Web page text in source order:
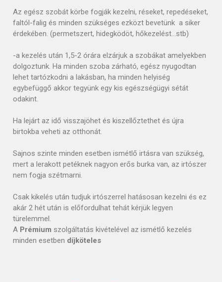
Az egész szobát körbe fogják kezelni, réseket, repedéseket,
faltól-falig és minden szükséges ezközt bevetünk a siker
érdekében. (permetszert, hidegködöt, hőkezelést…stb)
-a kezelés után 1,5-2 órára elzárjuk a szobákat amelyekben
dolgoztunk. Ha minden szoba zárható, egész nyugodtan
lehet tartózkodni a lakásban, ha minden helyiség
egybefüggő akkor tegyünk egy kis egészségügyi sétát
odakint.
Ha lejárt az idő visszajöhet és kiszellőztethet és újra
birtokba veheti az otthonát.
Sajnos szinte minden esetben ismétlő irtásra van szükség,
mert a lerakott petéknek nagyon erős burka van, az irtószer
nem fogja szétmarni.
Csak kikelés után tudjuk irtószerrel hatásosan kezelni és ez
akár 2 hét után is előfordulhat tehát kérjük legyen
türelemmel.
A Prémium szolgáltatás kivételével az ismétlő kezelés
minden esetben díjköteles